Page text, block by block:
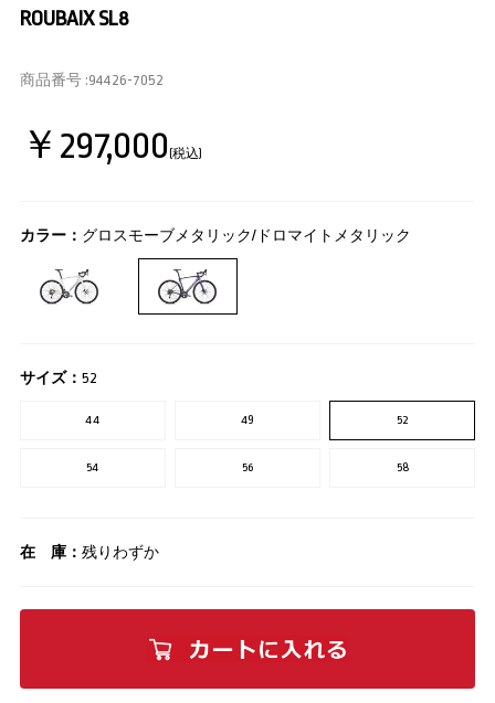
ROUBAIX SL8
商品番号 :94426-7052
￥297,000(税込)
カラー： グロスモーブメタリック/ドロマイトメタリック
サイズ： 52
44 49 52
54 56 58
在 庫： 残りわずか